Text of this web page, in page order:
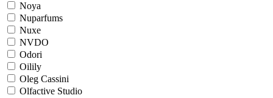
Noya
Nuparfums
Nuxe
NVDO
Odori
Oilily
Oleg Cassini
Olfactive Studio